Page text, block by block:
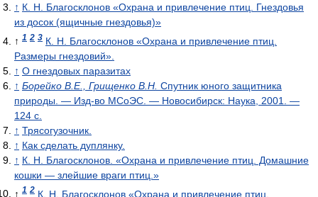
↑ К. Н. Благосклонов «Охрана и привлечение птиц. Гнездовья
из досок (ящичные гнездовья)»
↑ 1 2 3 К. Н. Благосклонов «Охрана и привлечение птиц.
Размеры гнездовий».
↑ О гнездовых паразитах
↑ Борейко В.Е., Грищенко B.H. Спутник юного защитника
природы. — Изд-во МСоЭС. — Новосибирск: Наука, 2001. —
124 с.
↑ Трясогузочник.
↑ Как сделать дуплянку.
↑ К. Н. Благосклонов. «Охрана и привлечение птиц. Домашние
кошки — злейшие враги птиц.»
↑ 1 2 К. Н. Благосклонов «Охрана и привлечение птиц.